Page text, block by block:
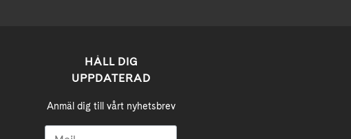
HÅLL DIG
UPPDATERAD
Anmäl dig till vårt nyhetsbrev